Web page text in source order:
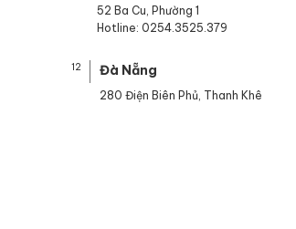
52 Ba Cu, Phường 1
Hotline: 0254.3525.379
12 Đà Nẵng
280 Điện Biên Phủ, Thanh Khê